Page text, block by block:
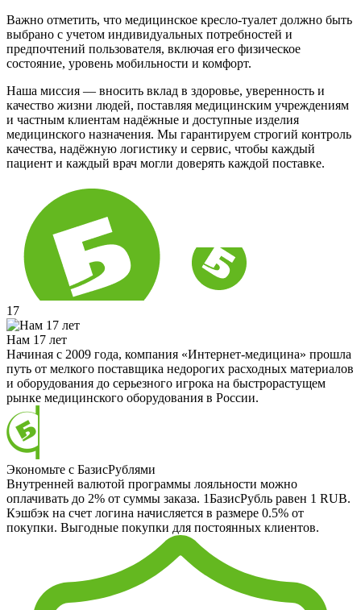
Важно отметить, что медицинское кресло-туалет должно быть
выбрано с учетом индивидуальных потребностей и
предпочтений пользователя, включая его физическое
состояние, уровень мобильности и комфорт.
Наша миссия — вносить вклад в здоровье, уверенность и
качество жизни людей, поставляя медицинским учреждениям
и частным клиентам надёжные и доступные изделия
медицинского назначения. Мы гарантируем строгий контроль
качества, надёжную логистику и сервис, чтобы каждый
пациент и каждый врач могли доверять каждой поставке.
17
Нам 17 лет
Начиная с 2009 года, компания «Интернет-медицина» прошла
путь от мелкого поставщика недорогих расходных материалов
и оборудования до серьезного игрока на быстрорастущем
рынке медицинского оборудования в России.
Экономьте с БазисРублями
Внутренней валютой программы лояльности можно
оплачивать до 2% от суммы заказа. 1БазисРубль равен 1 RUB.
Кэшбэк на счет логина начисляется в размере 0.5% от
покупки. Выгодные покупки для постоянных клиентов.